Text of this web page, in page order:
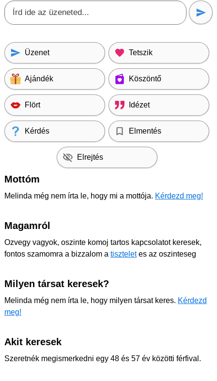
Üzenet Tetszik
Ajándék Köszöntő
Flört Idézet
Kérdés Elmentés
Elrejtés
Mottóm
Melinda még nem írta le, hogy mi a mottója. Kérdezd meg!
Magamról
Ozvegy vagyok, oszinte komoj tartos kapcsolatot keresek,
fontos szamomra a bizzalom a tiszteletes az oszinteseg
Milyen társat keresek?
Melinda még nem írta le, hogy milyen társat keres. Kérdezd
meg!
Akit keresek
Szeretnék megismerkedni egy 48 és 57 év közötti férfival.